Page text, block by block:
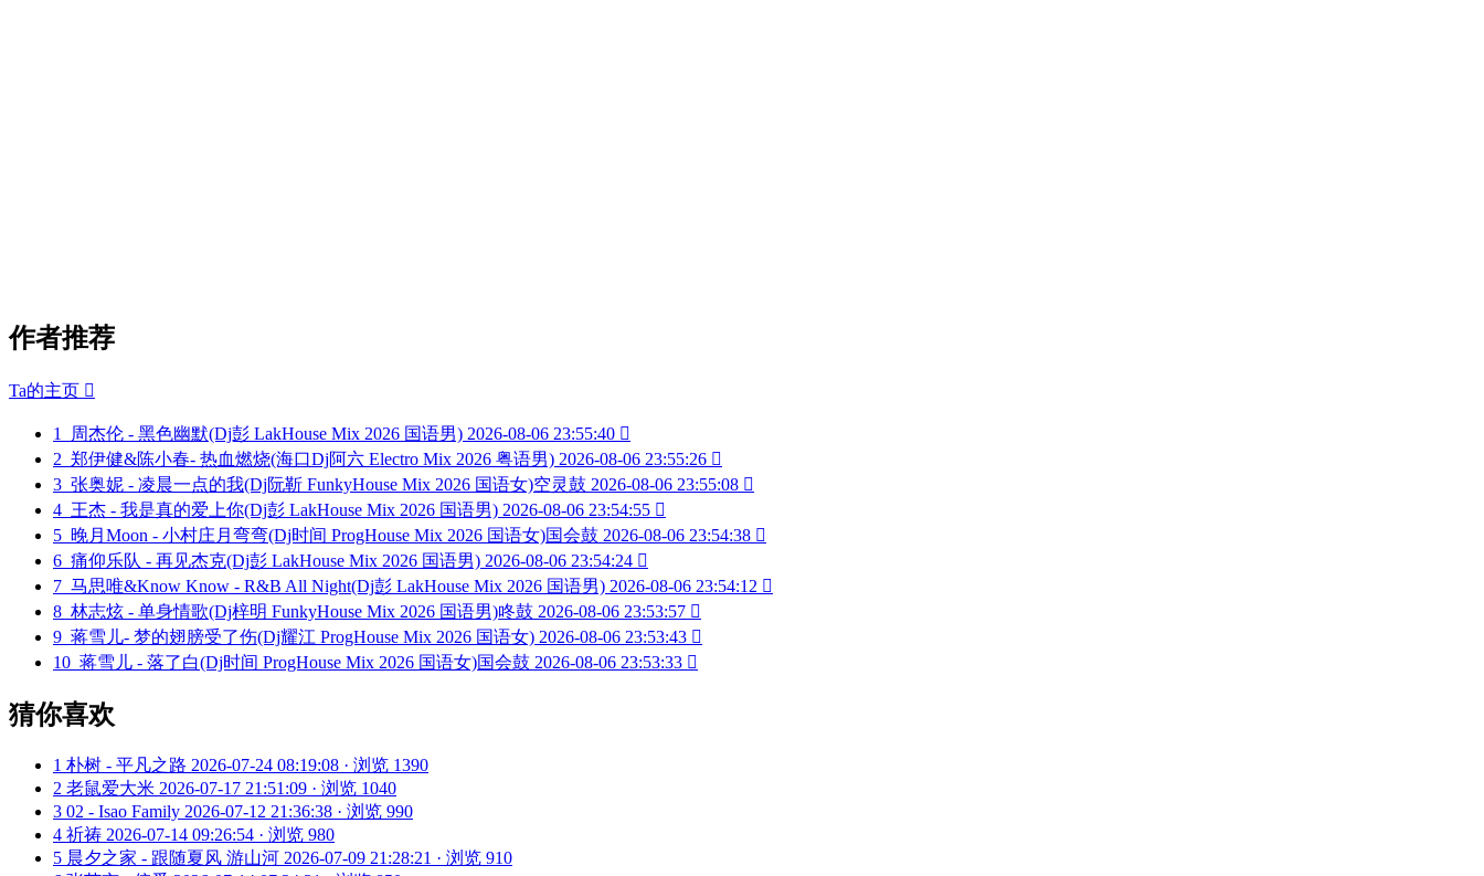
作者推荐
Ta的主页 
1 周杰伦 - 黑色幽默(Dj彭 LakHouse Mix 2026 国语男) 2026-08-06 23:55:40 
2 郑伊健&陈小春- 热血燃烧(海口Dj阿六 Electro Mix 2026 粤语男) 2026-08-06 23:55:26 
3 张奥妮 - 凌晨一点的我(Dj阮靳 FunkyHouse Mix 2026 国语女)空灵鼓 2026-08-06 23:55:08 
4 王杰 - 我是真的爱上你(Dj彭 LakHouse Mix 2026 国语男) 2026-08-06 23:54:55 
5 晚月Moon - 小村庄月弯弯(Dj时间 ProgHouse Mix 2026 国语女)国会鼓 2026-08-06 23:54:38 
6 痛仰乐队 - 再见杰克(Dj彭 LakHouse Mix 2026 国语男) 2026-08-06 23:54:24 
7 马思唯&Know Know - R&B All Night(Dj彭 LakHouse Mix 2026 国语男) 2026-08-06 23:54:12 
8 林志炫 - 单身情歌(Dj梓明 FunkyHouse Mix 2026 国语男)咚鼓 2026-08-06 23:53:57 
9 蒋雪儿- 梦的翅膀受了伤(Dj耀江 ProgHouse Mix 2026 国语女) 2026-08-06 23:53:43 
10 蒋雪儿 - 落了白(Dj时间 ProgHouse Mix 2026 国语女)国会鼓 2026-08-06 23:53:33 
猜你喜欢
1 朴树 - 平凡之路 2026-07-24 08:19:08 · 浏览 1390
2 老鼠爱大米 2026-07-17 21:51:09 · 浏览 1040
3 02 - Isao Family 2026-07-12 21:36:38 · 浏览 990
4 祈祷 2026-07-14 09:26:54 · 浏览 980
5 晨夕之家 - 跟随夏风 游山河 2026-07-09 21:28:21 · 浏览 910